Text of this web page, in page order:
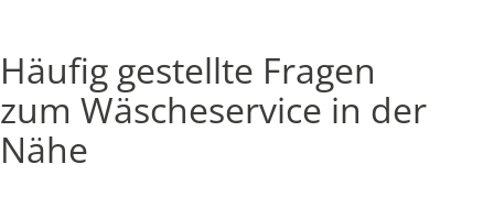
Häufig gestellte Fragen
zum Wäscheservice in der
Nähe